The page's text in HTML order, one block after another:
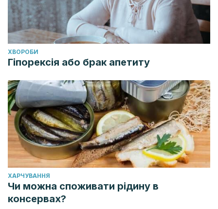
ХВОРОБИ
Гіпорексія або брак апетиту
ХАРЧУВАННЯ
Чи можна споживати рідину в
консервах?